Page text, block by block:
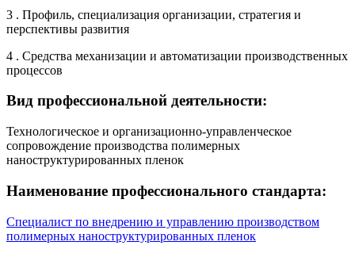
3 . Профиль, специализация организации, стратегия и
перспективы развития
4 . Средства механизации и автоматизации производственных
процессов
Вид профессиональной деятельности:
Технологическое и организационно-управленческое
сопровождение производства полимерных
наноструктурированных пленок
Наименование профессионального стандарта:
Специалист по внедрению и управлению производством
полимерных наноструктурированных пленок